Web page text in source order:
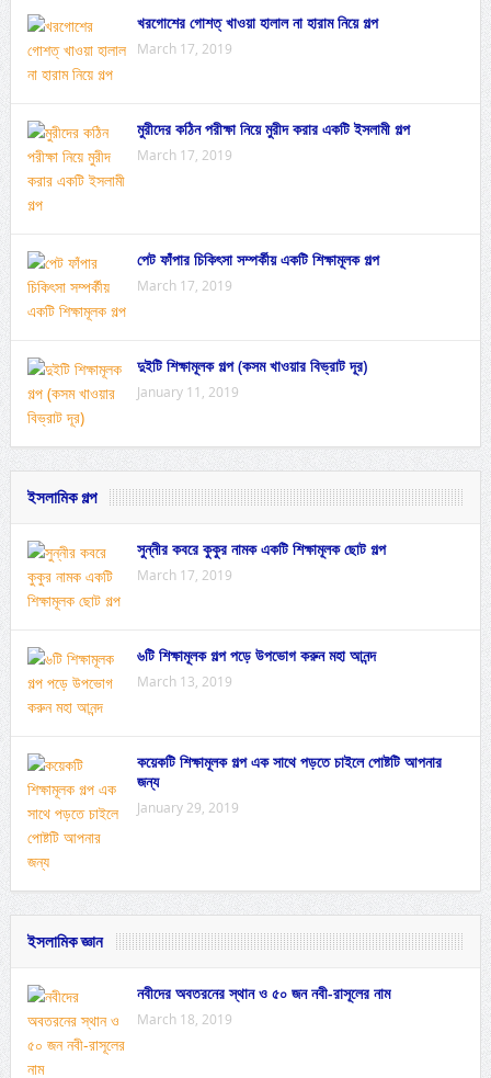
খরগোশের গোশত্ খাওয়া হালাল না হারাম নিয়ে গল্প
March 17, 2019
মুরীদের কঠিন পরীক্ষা নিয়ে মুরীদ করার একটি ইসলামী গল্প
March 17, 2019
পেট ফাঁপার চিকিৎসা সম্পর্কীয় একটি শিক্ষামূলক গল্প
March 17, 2019
দুইটি শিক্ষামূলক গল্প (কসম খাওয়ার বিভ্রাট দূর)
January 11, 2019
ইসলামিক গল্প
সুন্নীর কবরে কুকুর নামক একটি শিক্ষামূলক ছোট গল্প
March 17, 2019
৬টি শিক্ষামূলক গল্প পড়ে উপভোগ করুন মহা আনন্দ
March 13, 2019
কয়েকটি শিক্ষামূলক গল্প এক সাথে পড়তে চাইলে পোষ্টটি আপনার
জন্য
January 29, 2019
ইসলামিক জ্ঞান
নবীদের অবতরনের স্থান ও ৫০ জন নবী-রাসূলের নাম
March 18, 2019